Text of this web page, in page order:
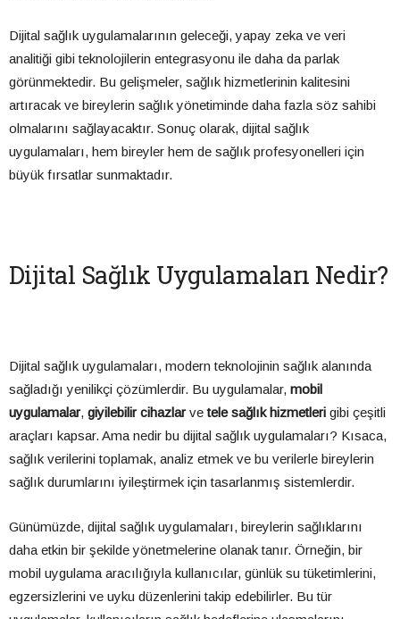
Dijital sağlık uygulamalarının geleceği, yapay zeka ve veri
analitiği gibi teknolojilerin entegrasyonu ile daha da parlak
görünmektedir. Bu gelişmeler, sağlık hizmetlerinin kalitesini
artıracak ve bireylerin sağlık yönetiminde daha fazla söz sahibi
olmalarını sağlayacaktır. Sonuç olarak, dijital sağlık
uygulamaları, hem bireyler hem de sağlık profesyonelleri için
büyük fırsatlar sunmaktadır.
Dijital Sağlık Uygulamaları Nedir?
Dijital sağlık uygulamaları, modern teknolojinin sağlık alanında
sağladığı yenilikçi çözümlerdir. Bu uygulamalar, mobil
uygulamalar, giyilebilir cihazlarvetele sağlık hizmetleri gibi çeşitli
araçları kapsar. Ama nedir bu dijital sağlık uygulamaları? Kısaca,
sağlık verilerini toplamak, analiz etmek ve bu verilerle bireylerin
sağlık durumlarını iyileştirmek için tasarlanmış sistemlerdir.
Günümüzde, dijital sağlık uygulamaları, bireylerin sağlıklarını
daha etkin bir şekilde yönetmelerine olanak tanır. Örneğin, bir
mobil uygulama aracılığıyla kullanıcılar, günlük su tüketimlerini,
egzersizlerini ve uyku düzenlerini takip edebilirler. Bu tür